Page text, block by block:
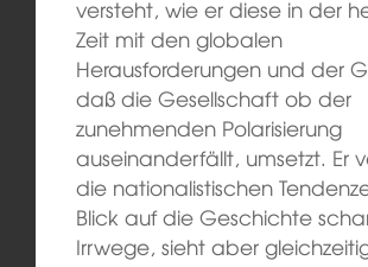
versteht, wie er diese in der
Zeit mit den globalen
Herausforderungen und der
daß die Gesellschaft ob der
zunehmenden Polarisierung
auseinanderfällt, umsetzt. Er
die nationalistischen
Blick auf die Geschichte
Irrwege, sieht aber